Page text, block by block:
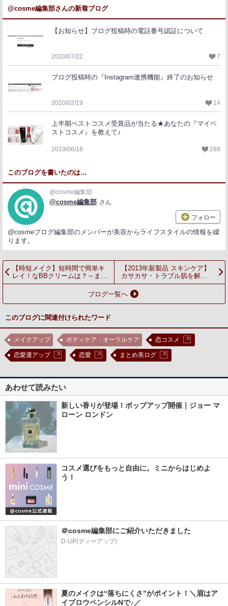
@cosme編集部さんの新着ブログ
【お知らせ】ブログ投稿時の電話番号認証について
2020/07/22 7
ブログ投稿時の『Instagram連携機能』終了のお知らせ
2020/02/19 14
上半期ベストコスメ受賞品が当たる★あなたの『マイベ
ストコスメ』を教えて♪
2019/06/18 288
このブログを書いたのは…
@cosme編集部
@cosme編集部 さん
フォロー
@cosmeブログ編集部のメンバーが美容からライフスタイルの情報を綴
ります。
【時短メイク】短時間で簡単キ
レイ！なBBクリームは？～まと
め美ログvol.4～
【2013年新製品 スキンケア】
カサカサ・トラブル肌を解
消！？⇒ オールインワンゲルの
魅力に迫る！
ブログ一覧へ
このブログに関連付けられたワード
メイクアップ ボディケア・オーラルケア 恋コスメ
恋愛運アップ 恋愛 まとめ美ログ
あわせて読みたい
新しい香りが登場！ポップアップ開催｜ジョー マ
ローン ロンドン
コスメ選びをもっと自由に。ミニからはじめよ
う！
＠cosme編集部にご紹介いただきました
D-UP(ディーアップ)
夏のメイクは“落ちにくさ”がポイント！＼眉はア
イブロウペンシルNで♪／